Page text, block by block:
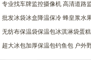
专业找车牌监控摄像机 高清道路
批发冰袋冰盒降温保冷 蜂皇浆水
无纺布保温袋保温包冰淇淋袋蛋
超大冰包加厚保温包钓鱼包 户外